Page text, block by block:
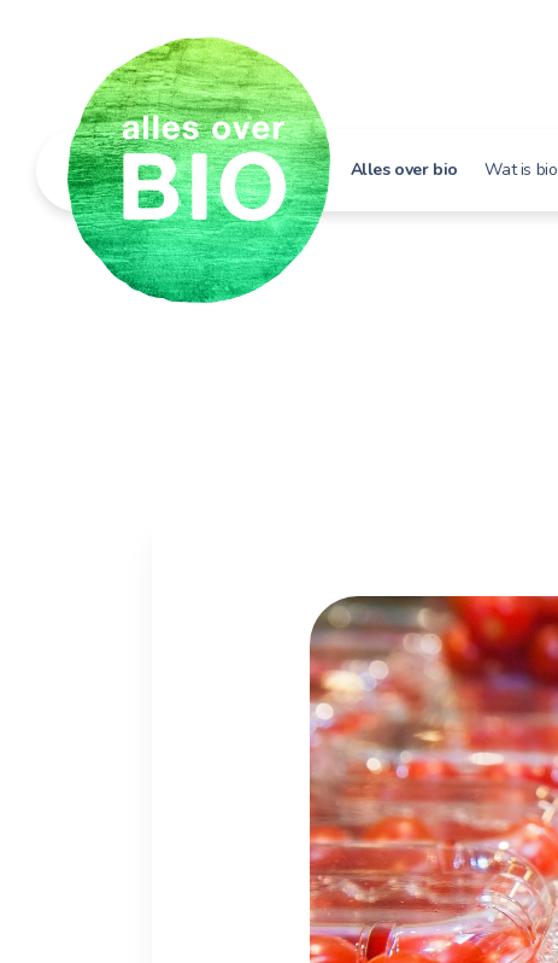
Alles over bio Wat is bio